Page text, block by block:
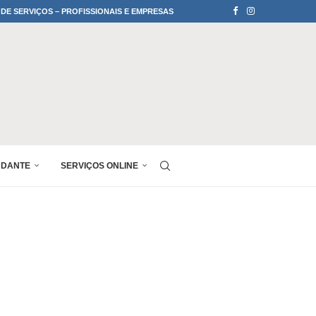
SERVIÇOS – PROFISSIONAIS E EMPRESAS
SERVIÇOS ONLINE